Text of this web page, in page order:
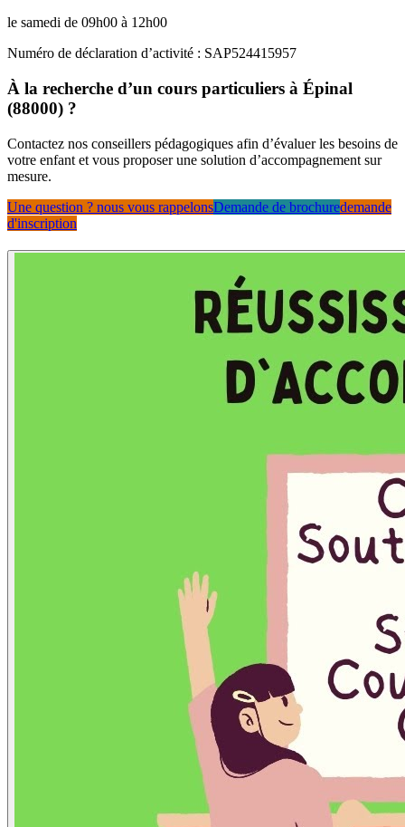
le samedi de 09h00 à 12h00
Numéro de déclaration d’activité : SAP524415957
À la recherche d’un cours particuliers à Épinal
(88000) ?
Contactez nos conseillers pédagogiques afin d’évaluer les besoins de
votre enfant et vous proposer une solution d’accompagnement sur
mesure.
Une question ? nous vous rappelonsDemande de brochuredemande
d'inscription